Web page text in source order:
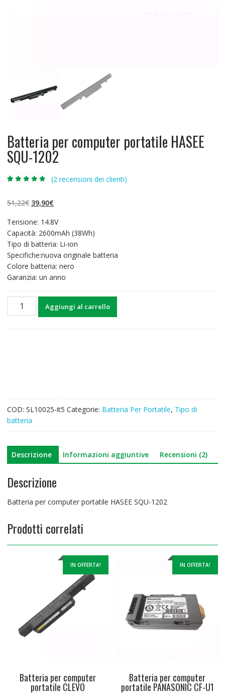
Batteria per computer portatile HASEE
SQU-1202
base di
recensioni
(2 recensioni dei clienti)
51,22€ Il
originale
era:
51,22€.
39,90€Il
attuale
è:
39,90€.
Tensione: 14.8V
Capacità: 2600mAh (38Wh)
Tipo di batteria: Li-ion
Specifiche:nuova originale batteria
Colore batteria: nero
Garanzia: un anno
Batteria
Aggiungi al carrello
COD: SL10025-it5 Categorie: Batteria Per Portatile, Tipo di
batteria
Descrizione Informazioni aggiuntive Recensioni (2)
Descrizione
Batteria per computer portatile HASEE SQU-1202
Prodotti correlati
IN OFFERTA!
Batteria per computer
portatile CLEVO
IN OFFERTA!
Batteria per computer
portatile PANASONIC CF-U1